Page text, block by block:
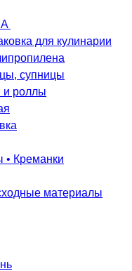
для кулинарии
супницы
и роллы
Креманки
материалы